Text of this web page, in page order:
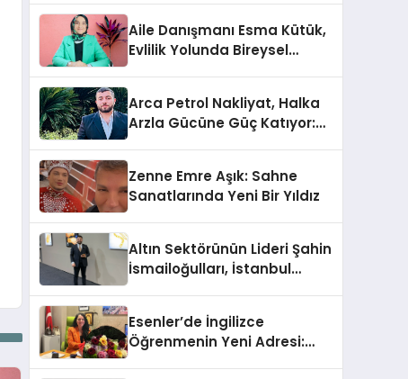
Aile Danışmanı Esma Kütük,
Evlilik Yolunda Bireysel
Arca Petrol Nakliyat, Halka
Arzla Gücüne Güç Katıyor:
Yatırım
Zenne Emre Aşık: Sahne
Sanatlarında Yeni Bir Yıldız
Altın Sektörünün Lideri Şahin
İsmailoğulları, İstanbul
Esenler’de İngilizce
Öğrenmenin Yeni Adresi: